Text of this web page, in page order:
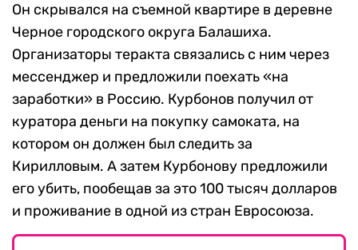
Он скрывался на съемной квартире в деревне
Черное городского округа Балашиха.
Организаторы теракта связались с ним через
мессенджер и предложили поехать «на
заработки» в Россию. Курбонов получил от
куратора деньги на покупку самоката, на
котором он должен был следить за
Кирилловым. А затем Курбонову предложили
его убить, пообещав за это 100 тысяч долларов
и проживание в одной из стран Евросоюза.